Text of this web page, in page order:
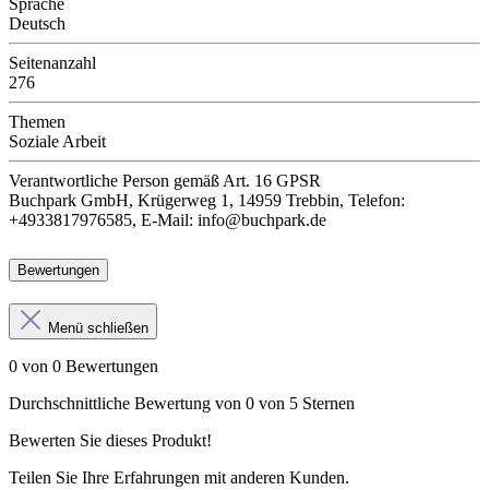
Sprache
Deutsch
Seitenanzahl
276
Themen
Soziale Arbeit
Verantwortliche Person gemäß Art. 16 GPSR
Buchpark GmbH, Krügerweg 1, 14959 Trebbin, Telefon:
+4933817976585, E-Mail: info@buchpark.de
Bewertungen
Menü schließen
0 von 0 Bewertungen
Durchschnittliche Bewertung von 0 von 5 Sternen
Bewerten Sie dieses Produkt!
Teilen Sie Ihre Erfahrungen mit anderen Kunden.